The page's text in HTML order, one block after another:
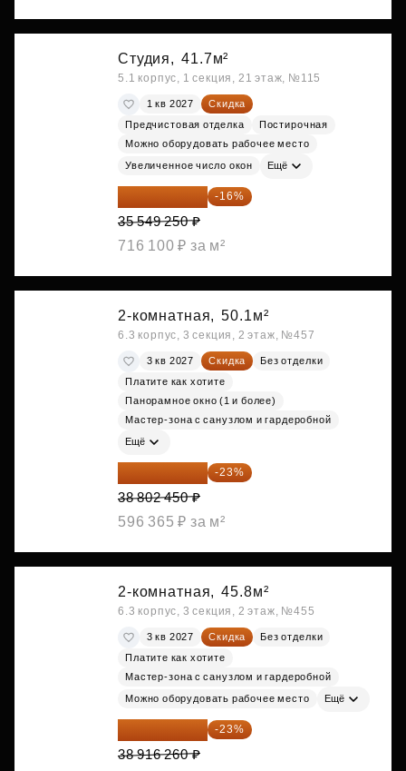
Студия, 41.7м²
5.1 корпус, 1 секция, 21 этаж, №115
1 кв 2027
Скидка
Предчистовая отделка
Постирочная
Можно оборудовать рабочее место
Увеличенное число окон Ещё
29 861 370 ₽ -16%
35 549 250 ₽
716 100 ₽ за м²
2-комнатная, 50.1м²
6.3 корпус, 3 секция, 2 этаж, №457
3 кв 2027 Скидка
Без отделки
Платите как хотите
Панорамное окно (1 и более)
Мастер-зона с санузлом и гардеробной
Ещё
29 877 887 ₽ -23%
38 802 450 ₽
596 365 ₽ за м²
2-комнатная, 45.8м²
6.3 корпус, 3 секция, 2 этаж, №455
3 кв 2027 Скидка
Без отделки
Платите как хотите
Мастер-зона с санузлом и гардеробной
Можно оборудовать рабочее место Ещё
29 965 520 ₽ -23%
38 916 260 ₽